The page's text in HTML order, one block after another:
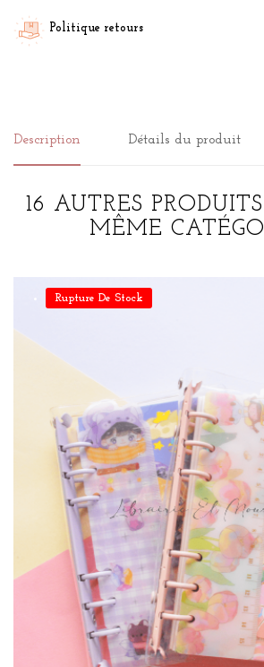
Politique retours
Description Détails du produit
16 AUTRES
MÊME
Rupture De Stock